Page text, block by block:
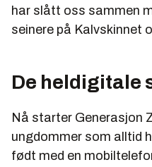
har slått oss sammen
seinere på Kalvskinnet
De heldigitale
Nå starter Generasjon
ungdommer som alltid
født med en